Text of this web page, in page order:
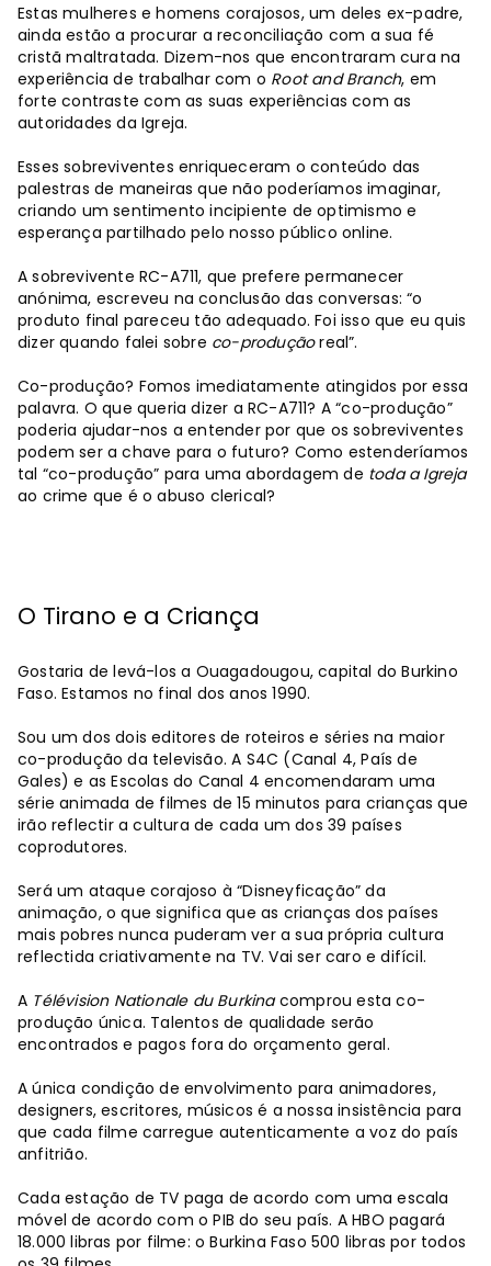
Estas mulheres e homens corajosos, um deles ex-padre,
ainda estão a procurar a reconciliação com a sua fé
cristã maltratada. Dizem-nos que encontraram cura na
experiência de trabalhar com o Root and Branch, em
forte contraste com as suas experiências com as
autoridades da Igreja.
Esses sobreviventes enriqueceram o conteúdo das
palestras de maneiras que não poderíamos imaginar,
criando um sentimento incipiente de optimismo e
esperança partilhado pelo nosso público online.
A sobrevivente RC-A711, que prefere permanecer
anónima, escreveu na conclusão das conversas: “o
produto final pareceu tão adequado. Foi isso que eu quis
dizer quando falei sobre co-produçãoreal”.
Co-produção? Fomos imediatamente atingidos por essa
palavra. O que queria dizer a RC-A711? A “co-produção”
poderia ajudar-nos a entender por que os sobreviventes
podem ser a chave para o futuro? Como estenderíamos
tal “co-produção” para uma abordagem de toda a Igreja
ao crime que é o abuso clerical?
O Tirano e a Criança
Gostaria de levá-los a Ouagadougou, capital do Burkino
Faso. Estamos no final dos anos 1990.
Sou um dos dois editores de roteiros e séries na maior
co-produção da televisão. A S4C (Canal 4, País de
Gales) e as Escolas do Canal 4 encomendaram uma
série animada de filmes de 15 minutos para crianças que
irão reflectir a cultura de cada um dos 39 países
coprodutores.
Será um ataque corajoso à “Disneyficação” da
animação, o que significa que as crianças dos países
mais pobres nunca puderam ver a sua própria cultura
reflectida criativamente na TV. Vai ser caro e difícil.
A Télévision Nationale du Burkinacomprou esta co-
produção única. Talentos de qualidade serão
encontrados e pagos fora do orçamento geral.
A única condição de envolvimento para animadores,
designers, escritores, músicos é a nossa insistência para
que cada filme carregue autenticamente a voz do país
anfitrião.
Cada estação de TV paga de acordo com uma escala
móvel de acordo com o PIB do seu país. A HBO pagará
18.000 libras por filme: o Burkina Faso 500 libras por todos